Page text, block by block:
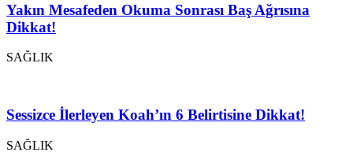
Yakın Mesafeden Okuma Sonrası Baş Ağrısına
Dikkat!
SAĞLIK
Sessizce İlerleyen Koah’ın 6 Belirtisine Dikkat!
SAĞLIK